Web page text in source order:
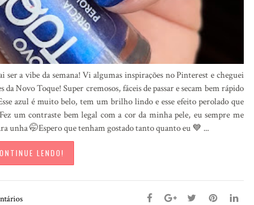
a vibe da semana! Vi algumas inspirações no Pinterest e cheguei
Novo Toque! Super cremosos, fáceis de passar e secam bem rápido
azul é muito belo, tem um brilho lindo e esse efeito perolado que
um contraste bem legal com a cor da minha pele, eu sempre me
unha 🤭Espero que tenham gostado tanto quanto eu 💙 ...
LENDO!